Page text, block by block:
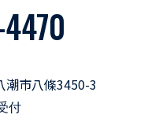
市八條3450-3
付